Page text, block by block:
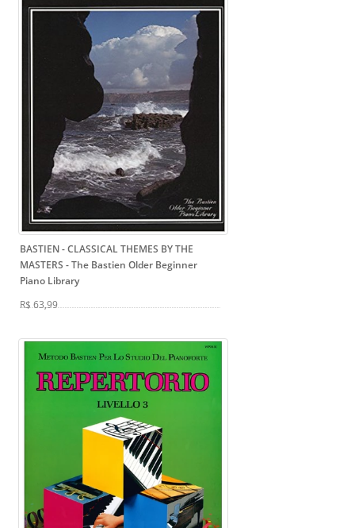
BASTIEN - CLASSICAL THEMES BY THE
MASTERS - The Bastien Older Beginner
Piano Library
R$ 63,99